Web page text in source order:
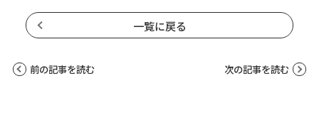
一覧に戻る
前の記事を読む 次の記事を読む